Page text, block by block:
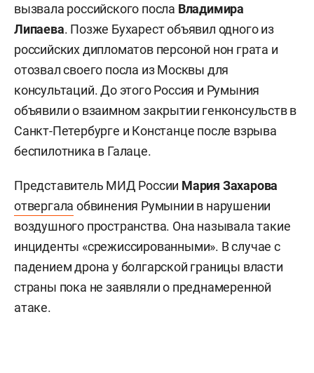
вызвала российского посла Владимира
Липаева. Позже Бухарест объявил одного из
российских дипломатов персоной нон грата и
отозвал своего посла из Москвы для
консультаций. До этого Россия и Румыния
объявили о взаимном закрытии генконсульств в
Санкт-Петербурге и Констанце после взрыва
беспилотника в Галаце.
Представитель МИД России Мария Захарова
отвергала обвинения Румынии в нарушении
воздушного пространства. Она называла такие
инциденты «срежиссированными». В случае с
падением дрона у болгарской границы власти
страны пока не заявляли о преднамеренной
атаке.